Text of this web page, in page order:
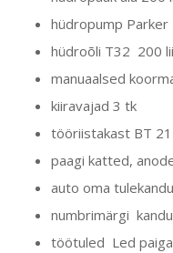
hüdropump Parker
hüdroõli T32 200
manuaalsed
kiiravajad 3 tk
tööriistakast BT
paagi katted,
auto oma
numbrimärgi
töötuled Led